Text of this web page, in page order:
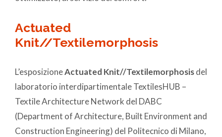
Actuated
Knit//Textilemorphosis
L’esposizioneActuated Knit//Textilemorphosisdel
laboratorio interdipartimentale TextilesHUB –
Textile Architecture Network del DABC
(Department of Architecture, Built Environment and
Construction Engineering) del Politecnico di Milano,